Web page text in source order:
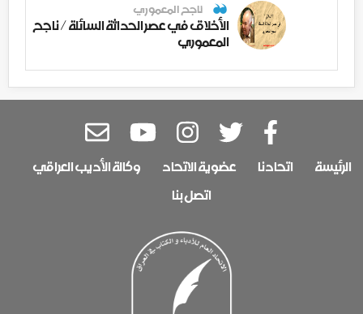
ناجح المعموري
الأخلاق في عصر الحداثة السائلة / ناجح
المعموري
الرئيسة اتحادنا عضوية الاتحاد
وكالة الأديب العراقي
اتصل بنا